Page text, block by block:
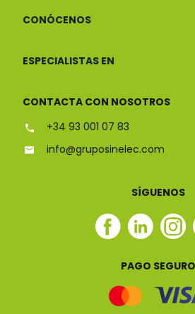
CONÓCENOS
ESPECIALISTAS EN
CONTACTA CON NOSOTROS
+34 93 001 07 83
info@gruposinelec.com
SÍGUENOS
PAGO SEGURO